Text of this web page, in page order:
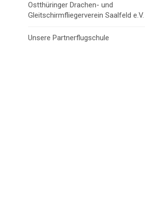
Ostthüringer Drachen- und
Gleitschirmfliegerverein Saalfeld e.V.
Unsere Partnerflugschule